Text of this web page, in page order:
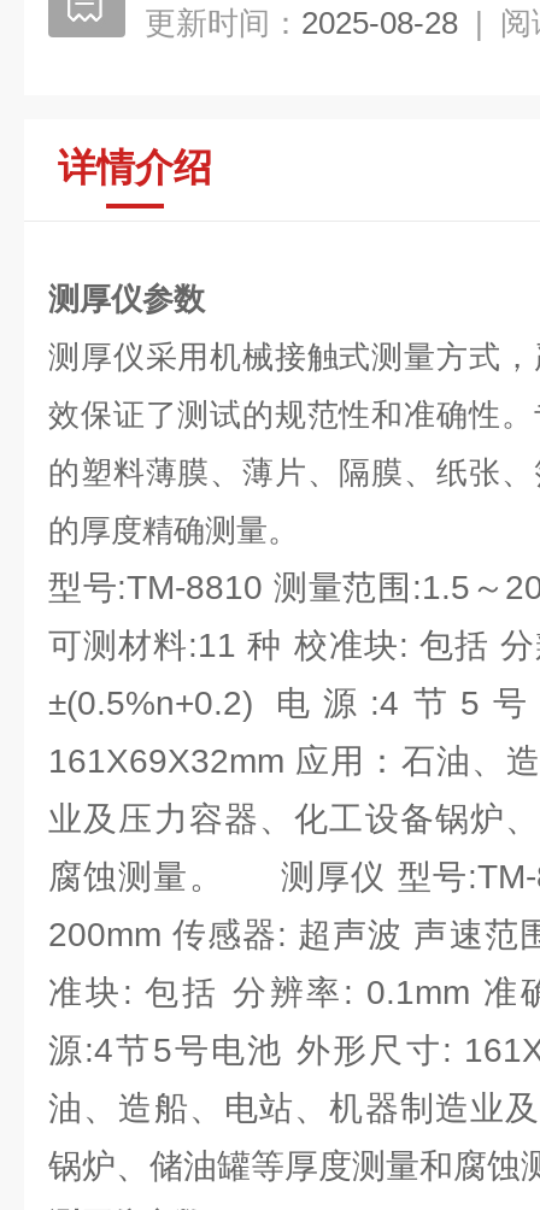
更新时间： 2025-08-28 | 阅
详情介绍
测厚仪参数
测厚仪采用机械接触式测量方式
效保证了测试的规范性和准确性
的塑料薄膜、薄片、隔膜、纸张
的厚度精确测量。
型号:TM-8810 测量范围:1.5～
可测材料:11 种 校准块: 包括
±(0.5%n+0.2) 电源:4节5
161X69X32mm 应用：石油、
业及压力容器、化工设备锅炉
腐蚀测量。 测厚仪 型号:TM-
200mm 传感器: 超声波 声速范
准块: 包括 分辨率: 0.1mm 准
源:4节5号电池 外形尺寸:
油、造船、电站、机器制造业
锅炉、储油罐等厚度测量和腐蚀